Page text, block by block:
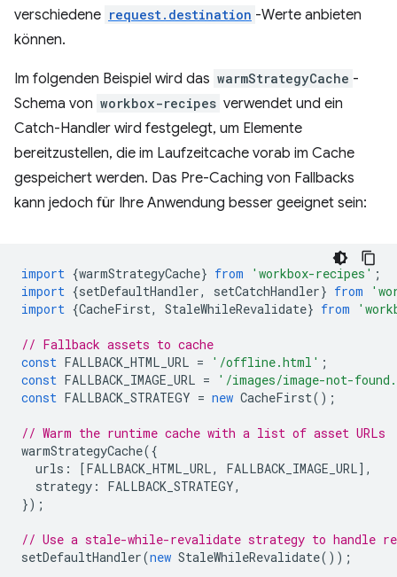
verschiedene request.destination -Werte anbieten
können.
Im folgenden Beispiel wird das warmStrategyCache -
Schema von workbox-recipes verwendet und ein
Catch-Handler wird festgelegt, um Elemente
bereitzustellen, die im Laufzeitcache vorab im Cache
gespeichert werden. Das Pre-Caching von Fallbacks
kann jedoch für Ihre Anwendung besser geeignet sein:
import {warmStrategyCache} from 'workbox-recipes' ;
import {setDefaultHandler, setCatchHandler} from
import {CacheFirst, StaleWhileRevalidate} from
// Fallback assets to cache
const FALLBACK_HTML_URL = '/offline.html' ;
const FALLBACK_IMAGE_URL =
'/images/image-not-
const FALLBACK_STRATEGY = new CacheFirst();
// Warm the runtime cache with a list of asset URLs
warmStrategyCache({
urls : [FALLBACK_HTML_URL, FALLBACK_IMAGE_URL],
strategy : FALLBACK_STRATEGY,
});
// Use a stale-while-revalidate strategy to handle
setDefaultHandler(new StaleWhileRevalidate());